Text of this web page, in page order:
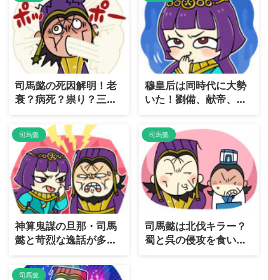
司馬懿の死因解明！老
衰？病死？祟り？三国
統一にいたる血脈に迫
る
穆皇后は同時代に大勢
いた！劉備、献帝、司
馬懿に嫁いだ穆皇后の
お話
司馬懿
神算鬼謀の旦那・司馬
懿と苛烈な逸話が多い
恐妻家・張春華の夫婦
事情を考察
司馬懿
司馬懿は北伐キラー？
蜀と呉の侵攻を食い止
め続けた戦略を解説
司馬懿